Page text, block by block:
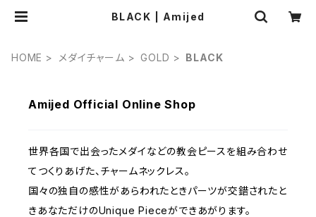
BLACK | Amijed
HOME メダイチャーム GOLD BLACK
Amijed Official Online Shop
世界各国で出会ったメダイなどの教会ピースを組み合わせ
てつくりあげた、チャームネックレス。
国々の独自の感性があらわれたときパーツが交錯されたと
きあなただけのUnique Pieceができあがります。